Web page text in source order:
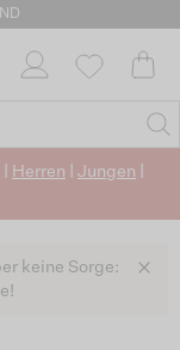
Herren Jungen
keine Sorge:
Webshop